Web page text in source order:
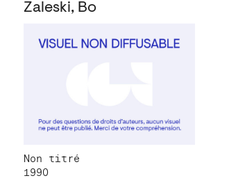
Zaleski, Bo
Non titré
1990